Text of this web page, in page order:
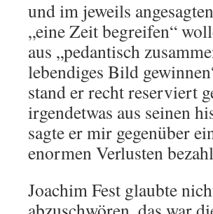
und im jeweils
„eine Zeit begreifen“
aus „pedantisch
lebendiges Bild
stand er recht reserviert
irgendetwas aus seinen
sagte er mir gegenüber
enormen Verlusten
Joachim Fest glaubte